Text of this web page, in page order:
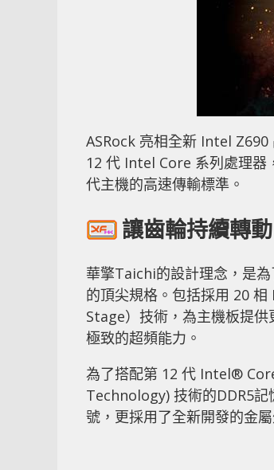
ASRock 亮相全新 Intel
12 代 Intel Core 系列處理器
代主機的高速傳輸標準。
讓齒輪持續轉
華擎Taichi的設計理念，是
的頂尖規格。包括採用 20
Stage）技術，為主機板提
極致的超頻能力。
為了搭配第 12 代 Intel®
Technology) 技術的DDR5記
號，更採用了全新開發的金